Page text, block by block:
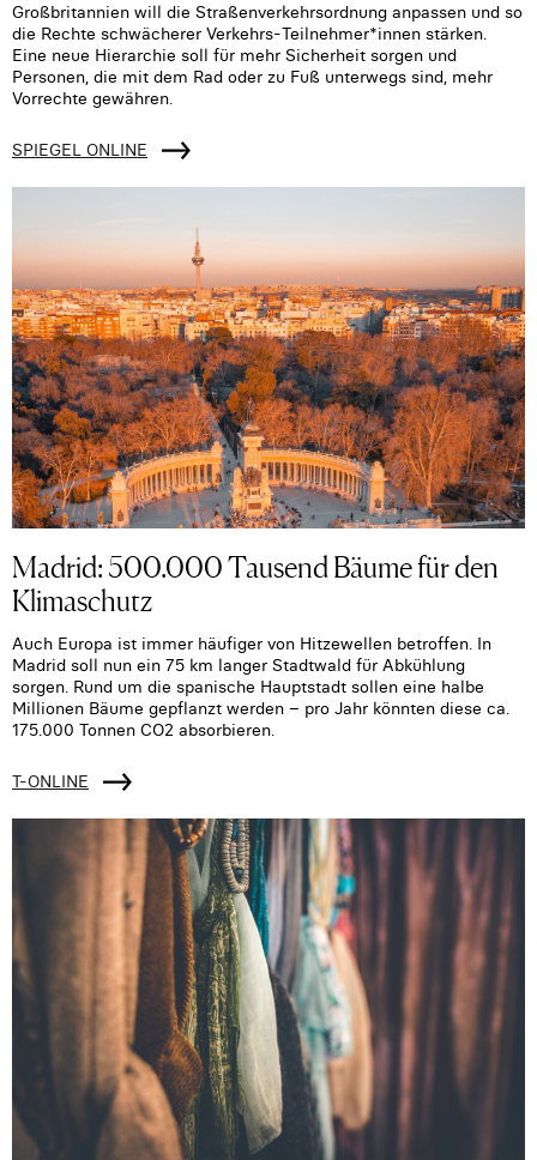
Großbritannien will die Straßenverkehrsordnung anpassen und so
die Rechte schwächerer Verkehrs-Teilnehmer*innen stärken.
Eine neue Hierarchie soll für mehr Sicherheit sorgen und
Personen, die mit dem Rad oder zu Fuß unterwegs sind, mehr
Vorrechte gewähren.
SPIEGEL ONLINE
Madrid: 500.000 Tausend Bäume für den
Klimaschutz
Auch Europa ist immer häufiger von Hitzewellen betroffen. In
Madrid soll nun ein 75 km langer Stadtwald für Abkühlung
sorgen. Rund um die spanische Hauptstadt sollen eine halbe
Millionen Bäume gepflanzt werden – pro Jahr könnten diese ca.
175.000 Tonnen CO2 absorbieren.
T-ONLINE